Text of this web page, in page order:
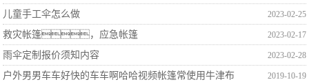
儿童手工伞怎么做 2023-02-25
救灾帐篷，应急帐篷 2023-02-17
雨伞定制报价须知内容 2023-02-28
户外男男车车好快的车车啊哈哈视频帐篷常使用牛津布
2019-10-19